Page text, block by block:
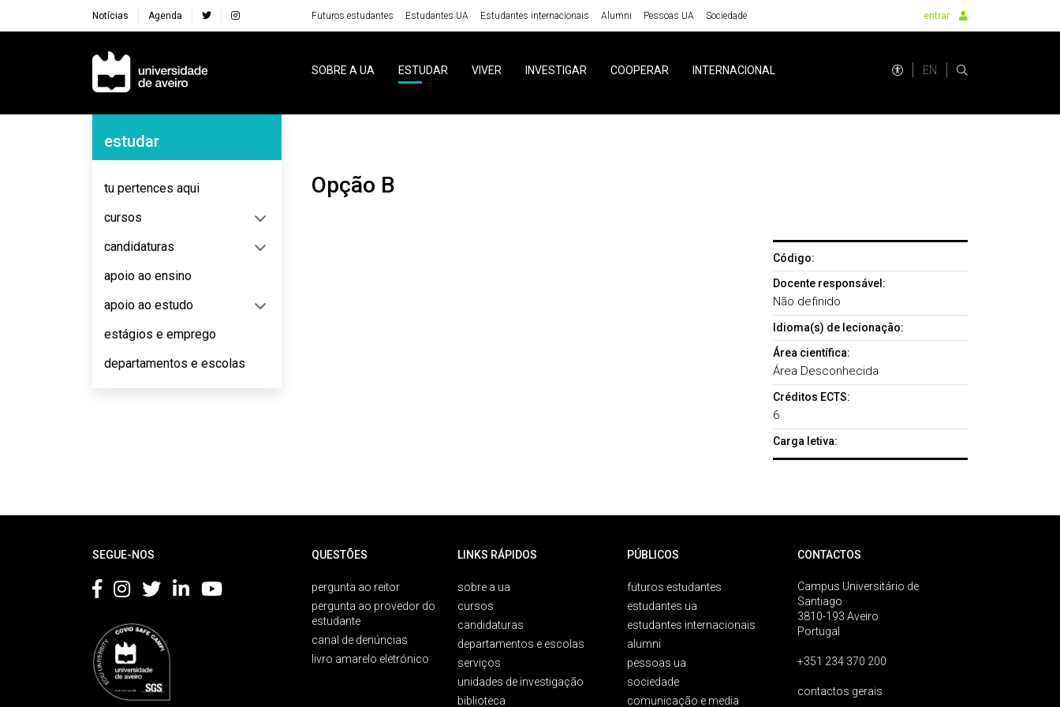
Notícias Agenda Futuros estudantes Estudantes UA Estudantes internacionais Alumni Pessoas UA Sociedade entrar
Navegação Principal
SOBRE A UA ESTUDAR VIVER INVESTIGAR COOPERAR INTERNACIONAL EN
Navegação Lateral
estudar
tu pertences aqui
cursos
candidaturas
apoio ao ensino
apoio ao estudo
estágios e emprego
departamentos e escolas
Opção B
Código:
Docente responsável:
Não definido
Idioma(s) de lecionação:
Área científica:
Área Desconhecida
Créditos ECTS:
6
Carga letiva:
SEGUE-NOS QUESTÕES
pergunta ao reitor
pergunta ao provedor do
estudante
canal de denúncias
livro amarelo eletrónico
LINKS RÁPIDOS
sobre a ua
cursos
candidaturas
departamentos e escolas
serviços
unidades de investigação
biblioteca
PÚBLICOS
futuros estudantes
estudantes ua
estudantes internacionais
alumni
pessoas ua
sociedade
comunicação e media
CONTACTOS
Campus Universitário de
Santiago
3810-193 Aveiro
Portugal
+351 234 370 200
contactos gerais